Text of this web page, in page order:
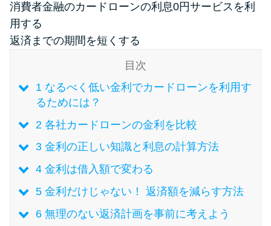
ードローン
特集ページ一覧
銀行カードローンを選ぶべき4つ
の理由
お金を借りる3つのポイント
消費者金融のカードローンの利息0円サービスを利
用する
返済までの期間を短くする
目次
1 なるべく低い金利でカードローンを利用す
るためには？
2 各社カードローンの金利を比較
3金利の正しい知識と利息の計算方法
4金利は借入額で変わる
5金利だけじゃない！ 返済額を減らす方法
6無理のない返済計画を事前に考えよう